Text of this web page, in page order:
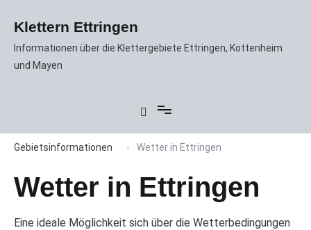
Inhalt
springen
Klettern Ettringen
Informationen über die Klettergebiete Ettringen, Kottenheim
und Mayen
Gebietsinformationen Wetter in Ettringen
Wetter in Ettringen
Eine ideale Möglichkeit sich über die Wetterbedingungen